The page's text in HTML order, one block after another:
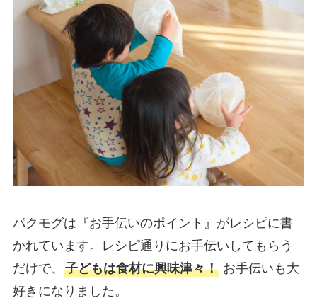
パクモグは『お手伝いのポイント』がレシピに書
かれています。レシピ通りにお手伝いしてもらう
だけで、 子どもは食材に興味津々！お手伝いも大
好きになりました。